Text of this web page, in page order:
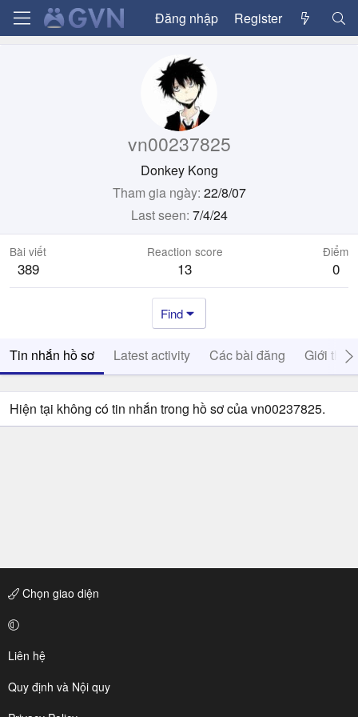
Đăng nhập Register
vn00237825
Donkey Kong
Tham gia ngày 22/8/07
Last seen 7/4/24
Bài viết
389
Reaction score
13
Điểm
0
Find
Tin nhắn hồ sơ Latest activity Các bài đăng Giới thiệu
Hiện tại không có tin nhắn trong hồ sơ của vn00237825.
Chọn giao diện
Liên hệ
Quy định và Nội quy